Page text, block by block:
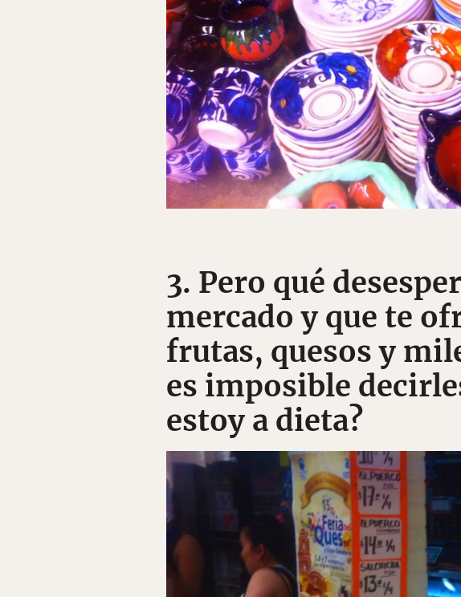
3. Pero qué
mercado y que te
frutas, quesos y
es imposible
estoy a dieta?